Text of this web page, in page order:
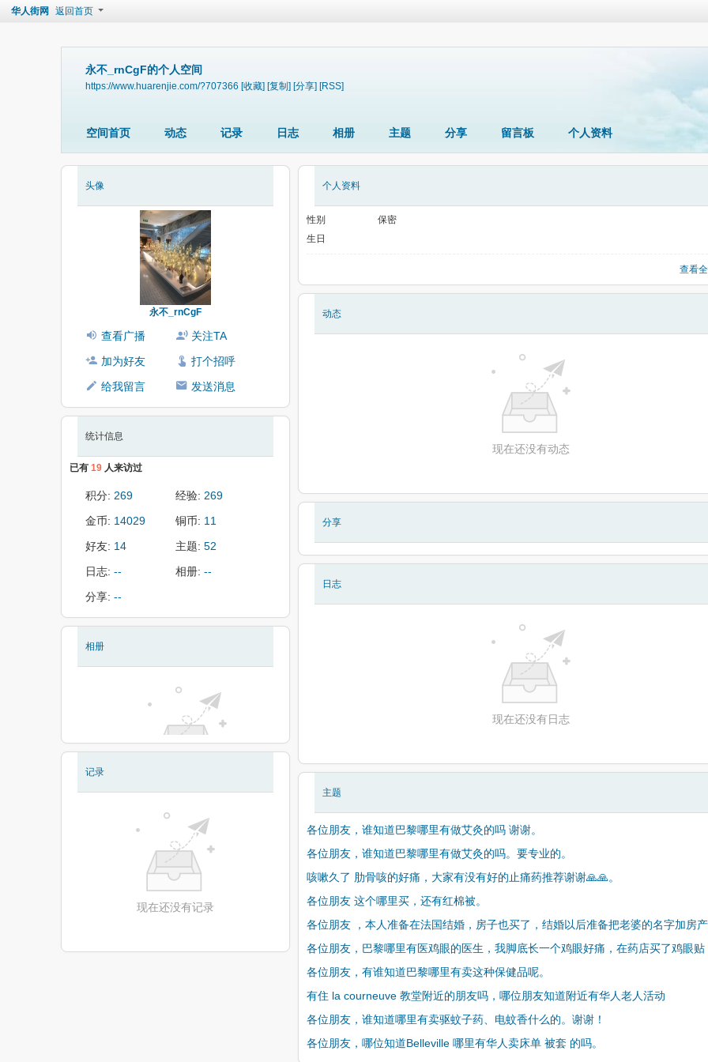
华人街网 返回首页
永不_rnCgF的个人空间
https://www.huarenjie.com/?707366 [收藏] [复制] [分享] [RSS]
空间首页 动态 记录 日志 相册 主题 分享 留言板 个人资料
头像
永不_rnCgF
查看广播
关注TA
加为好友
打个招呼
给我留言
发送消息
统计信息
已有 19 人来访过
积分: 269 经验: 269
金币: 14029 铜币: 11
好友: 14 主题: 52
日志: -- 相册: --
分享: --
相册
记录
现在还没有记录
个人资料
性别
保密
生日
查看
动态
现在还没有动态
分享
日志
现在还没有日志
主题
各位朋友，谁知道巴黎哪里有做艾灸的吗 谢谢。
各位朋友，谁知道巴黎哪里有做艾灸的吗。要专业的。
咳嗽久了 肋骨咳的好痛，大家有没有好的止痛药推荐谢谢🙏🙏。
各位朋友 这个哪里买，还有红棉被。
各位朋友 ，本人准备在法国结婚，房子也买了，结婚以后准备把老婆的名字加房
各位朋友，巴黎哪里有医鸡眼的医生，我脚底长一个鸡眼好痛，在药店买了鸡眼贴
各位朋友，有谁知道巴黎哪里有卖这种保健品呢。
有住 la courneuve 教堂附近的朋友吗，哪位朋友知道附近有华人老人活动
各位朋友，谁知道哪里有卖驱蚊子药、电蚊香什么的。谢谢！
各位朋友，哪位知道Belleville 哪里有华人卖床单 被套 的吗。